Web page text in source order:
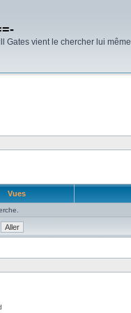
vient le chercher lui
Vues